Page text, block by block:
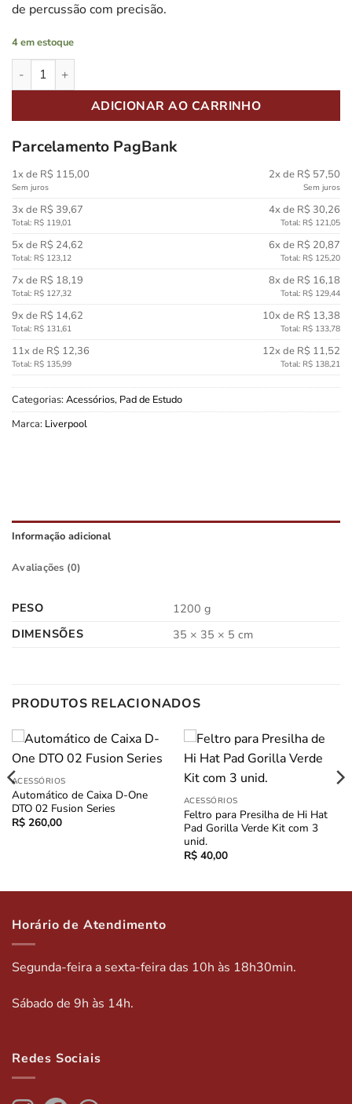
de percussão com precisão.
4 em estoque
Pad de Estudo Liverpool 12" (11590)com Rimshot quantidade
ADICIONAR AO CARRINHO
Parcelamento PagBank
1x de R$ 115,00
Sem juros
2x de R$ 57,50
Sem juros
3x de R$ 39,67
Total: R$ 119,01
4x de R$ 30,26
Total: R$ 121,05
5x de R$ 24,62
Total: R$ 123,12
6x de R$ 20,87
Total: R$ 125,20
7x de R$ 18,19
Total: R$ 127,32
8x de R$ 16,18
Total: R$ 129,44
9x de R$ 14,62
Total: R$ 131,61
10x de R$ 13,38
Total: R$ 133,78
11x de R$ 12,36
Total: R$ 135,99
12x de R$ 11,52
Total: R$ 138,21
Categorias:Acessórios, Pad de Estudo
Marca: Liverpool
Informação adicional
Avaliações (0)
PESO
1200 g
DIMENSÕES
35 × 35 × 5 cm
PRODUTOS RELACIONADOS
ACESSÓRIOS
Automático de Caixa D-One
DTO 02 Fusion Series
R$260,00
ACESSÓRIOS
Feltro para Presilha de Hi Hat
Pad Gorilla Verde Kit com 3
unid.
R$40,00
Horário de Atendimento
Segunda-feira a sexta-feira das 10h às 18h30min.
Sábado de 9h às 14h.
Redes Sociais